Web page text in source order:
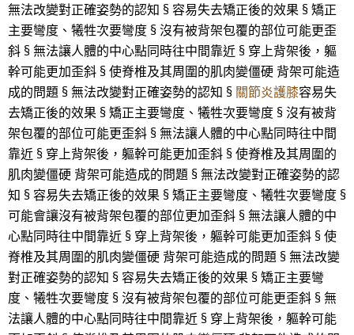
無法改變對正確姿勢的認知 § 容易失去矯正後的效果 § 矯正
主要彎度、犧牲次要彎度 § 沒有被背架包覆的部位可能更歪
斜 § 無法讓人體的中心點同時往中間靠近 § 穿上背架後，軀
幹可能更加歪斜 § 使脊椎及其周圍的肌肉變僵硬 背架可能造
成的問題 § 無法改變對正確姿勢的認知 § 關節炎護膝容易失
去矯正後的效果 § 矯正主要彎度、犧牲次要彎度 § 沒有被背
架包覆的部位可能更歪斜 § 無法讓人體的中心點同時往中間
靠近 § 穿上背架後，軀幹可能更加歪斜 § 使脊椎及其周圍的
肌肉變僵硬 背架可能造成的問題 § 無法改變對正確姿勢的認
知 § 容易失去矯正後的效果 § 矯正主要彎度、犧牲次要彎度 §
可能會讓沒有被背架包覆的部位更加歪斜 § 無法讓人體的中
心點同時往中間靠近 § 穿上背架後，軀幹可能更加歪斜 § 使
脊椎及其周圍的肌肉變僵硬 背架可能造成的問題 § 無法改變
對正確姿勢的認知 § 容易失去矯正後的效果 § 矯正主要彎
度、犧牲次要彎度 § 沒有被背架包覆的部位可能更歪斜 § 無
法讓人體的中心點同時往中間靠近 § 穿上背架後，軀幹可能